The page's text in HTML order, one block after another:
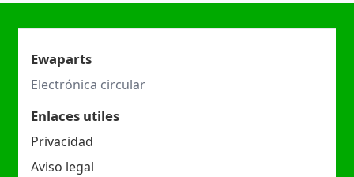
Ewaparts
Electrónica circular
Enlaces utiles
Privacidad
Aviso legal